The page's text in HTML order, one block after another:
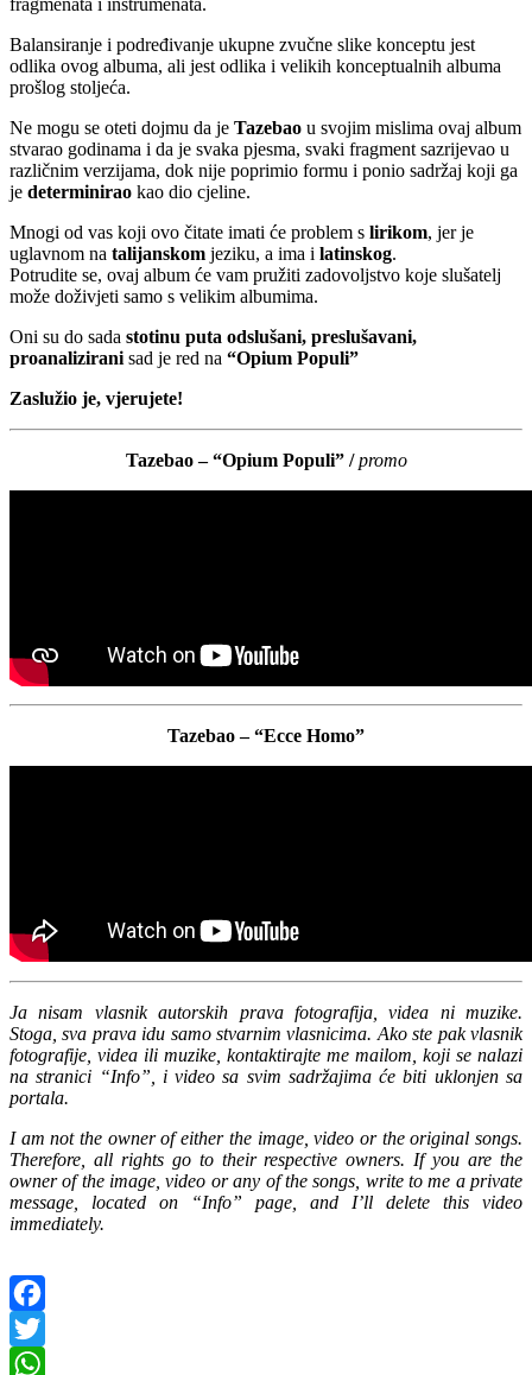
Balansiranje i podređivanje ukupne zvučne slike konceptu jest
odlika ovog albuma, ali jest odlika i velikih konceptualnih albuma
prošlog stoljeća.
Ne mogu se oteti dojmu da je Tazebao u svojim mislima ovaj album
stvarao godinama i da je svaka pjesma, svaki fragment sazrijevao u
različnim verzijama, dok nije poprimio formu i ponio sadržaj koji ga
je determinirao kao dio cjeline.
Mnogi od vas koji ovo čitate imati će problem s lirikom, jer je
uglavnom na talijanskom jeziku, a ima i latinskog.
Potrudite se, ovaj album će vam pružiti zadovoljstvo koje slušatelj
može doživjeti samo s velikim albumima.
Oni su do sada stotinu puta odslušani, preslušavani,
proanalizirani sad je red na “Opium Populi”
Zaslužio je, vjerujete!
Tazebao – “Opium Populi” /promo
Tazebao – “Ecce Homo”
Ja nisam vlasnik autorskih prava fotografija, videa ni muzike.
Stoga, sva prava idu samo stvarnim vlasnicima. Ako ste pak vlasnik
fotografije, videa ili muzike, kontaktirajte me mailom, koji se nalazi
na stranici “Info”, i video sa svim sadržajima će biti uklonjen sa
portala.
I am not the owner of either the image, video or the original songs.
Therefore, all rights go to their respective owners. If you are the
owner of the image, video or any of the songs, write to me a private
message, located on “Info” page, and I’ll delete this video
immediately.
Facebook
Twitter